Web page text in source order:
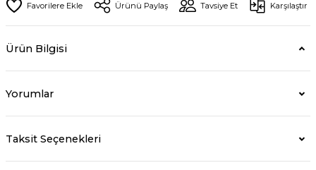
Ürünü Paylaş Tavsiye Et Karşılaştır
Ürün Bilgisi
Yorumlar
Taksit Seçenekleri